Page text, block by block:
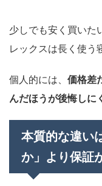
少しでも安く買いた
レックスは長く使う
個人的には、 価格差
んだほうが後悔しに
本質的な違い
か」より保証